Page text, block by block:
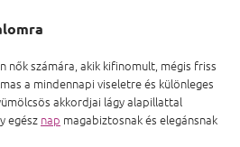
nők számára, akik kifinomult, mégis friss
a mindennapi viseletre és különleges
akkordjai lágy alapillattal
egész nap magabiztosnak és elegánsnak